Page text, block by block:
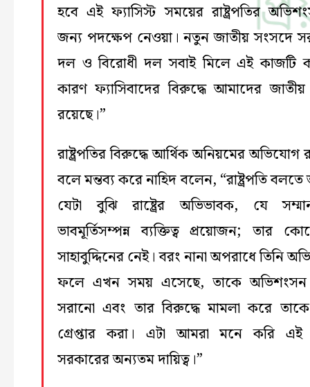
হবে এই ফ্যাসিস্ট সময়ের রাষ্ট্রপতির
জন্য পদক্ষেপ নেওয়া। নতুন জাতীয় সংসদে
দল ও বিরোধী দল সবাই মিলে এই কাজটি
কারণ ফ্যাসিবাদের বিরুদ্ধে আমাদের
রয়েছে।”
রাষ্ট্রপতির বিরুদ্ধে আর্থিক অনিয়মের অভিযোগ
বলে মন্তব্য করে নাহিদ বলেন, “রাষ্ট্রপতি
যেটা বুঝি রাষ্ট্রের অভিভাবক, যে
ভাবমূর্তিসম্পন্ন ব্যক্তিত্ব প্রয়োজন; তার
সাহাবুদ্দিনের নেই। বরং নানা অপরাধে তিনি
ফলে এখন সময় এসেছে, তাকে
সরানো এবং তার বিরুদ্ধে মামলা করে
গ্রেপ্তার করা। এটা আমরা মনে করি
সরকারের অন্যতম দায়িত্ব।”